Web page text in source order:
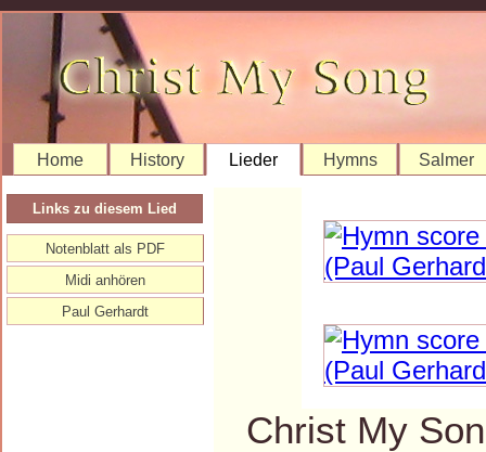
Home History Lieder Hymns Salmer
Christ My
Links zu diesem Lied
Notenblatt als PDF
Midi anhören
Paul Gerhardt